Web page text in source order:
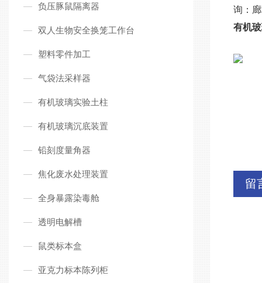
负压豚鼠隔离器
双人生物安全换笼工作台
塑料零件加工
气袋法采样器
有机玻璃实验土柱
有机玻璃沉底装置
铅刻度量角器
焦化废水处理装置
全身暴露染毒舱
透明电解槽
鼠类标本盒
亚克力标本陈列柜
询 ：
有机
留